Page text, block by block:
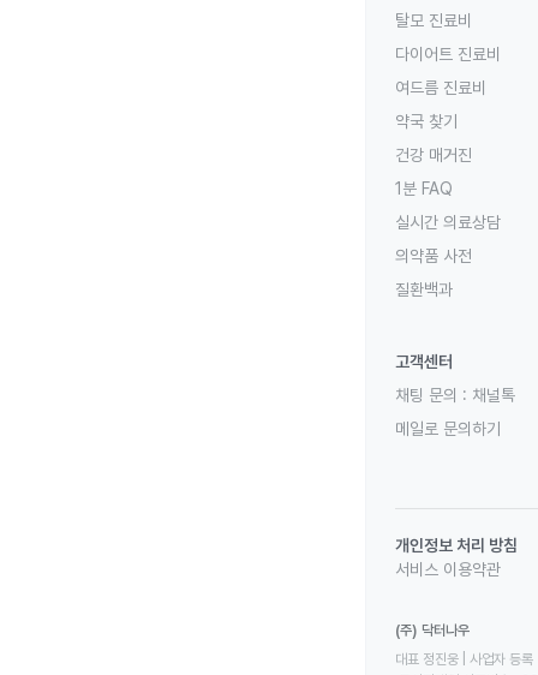
탈모 진료비
다이어트 진료비
여드름 진료비
약국 찾기
건강 매거진
1분 FAQ
실시간 의료상담
의약품 사전
질환백과
고객센터
채팅 문의 : 채널톡
메일로 문의하기
개인정보 처리 방침
서비스 이용약관
(주) 닥터나우
대표 정진웅 | 사업자